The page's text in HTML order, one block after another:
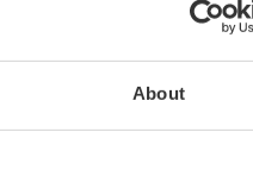
About